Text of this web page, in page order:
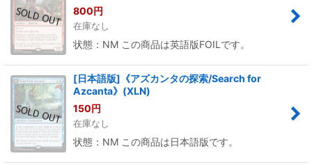
800円
在庫なし
状態：NM この商品は英語版FOILです。
[日本語版]《アズカンタの探索/Search for
Azcanta》(XLN)
150円
在庫なし
状態：NM この商品は日本語版です。